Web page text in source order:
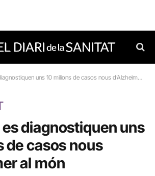
uns 10 milions de casos nous d’Alzheimer al món
es diagnostiquen uns
de casos nous
al món